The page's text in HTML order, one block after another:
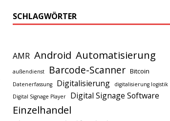
SCHLAGWÖRTER
AMR Android Automatisierung
außendienst Barcode-Scanner Bitcoin
Datenerfassung Digitalisierung
digitalisierung logistik
Digital Signage Player
Digital Signage Software
Einzelhandel